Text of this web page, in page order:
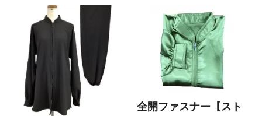
全開ファスナー【スト